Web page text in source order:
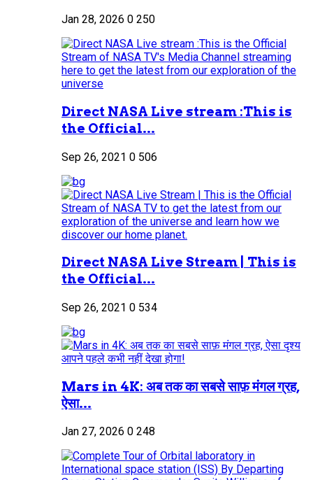
Jan 28, 2026 0 250
Direct NASA Live stream :This is
the Official...
Sep 26, 2021 0 506
Direct NASA Live Stream | This is
the Official...
Sep 26, 2021 0 534
Mars in 4K: अब तक का सबसे साफ़ मंगल ग्रह,
ऐसा...
Jan 27, 2026 0 248